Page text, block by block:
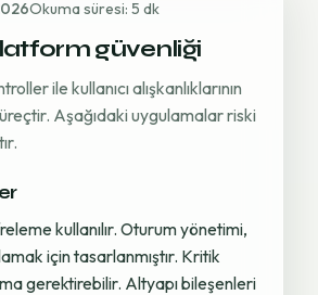
Okuma süresi: 5 dk
güvenliği
ile kullanıcı alışkanlıklarının
Aşağıdaki uygulamalar riski
kullanılır. Oturum yönetimi,
için tasarlanmıştır. Kritik
gerektirebilir. Altyapı bileşenleri